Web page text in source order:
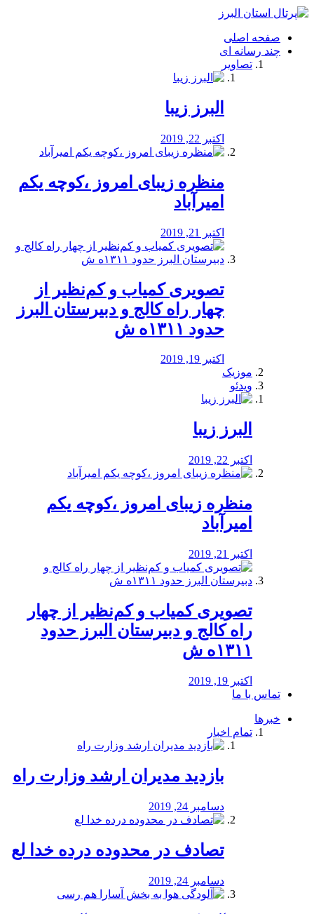
فصد
شرق
تهران
خشکشویی
صفحه اصلی
چند رسانه ای
تصاویر
البرز زیبا
اکتبر 22, 2019
منظره‌‌ زیبای امروز ،کوچه یکم
امیرآباد
اکتبر 21, 2019
️تصویری کمیاب و کم‌نظیر از
چهار راه كالج و دبيرستان البرز
حدود ۱۳۱۱ه ش
اکتبر 19, 2019
موزیک
ویدئو
البرز زیبا
اکتبر 22, 2019
منظره‌‌ زیبای امروز ،کوچه یکم
امیرآباد
اکتبر 21, 2019
️تصویری کمیاب و کم‌نظیر از چهار
راه كالج و دبيرستان البرز حدود
۱۳۱۱ه ش
اکتبر 19, 2019
تماس با ما
خبرها
تمام اخبار
بازدید مدیران ارشد وزارت راه
دسامبر 24, 2019
تصادف در محدوده درده خدا لع
دسامبر 24, 2019